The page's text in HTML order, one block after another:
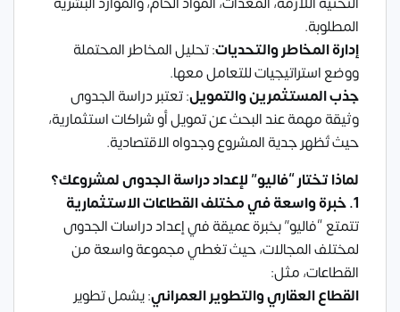
المطلوبة.
إدارة المخاطر والتحديات: تحليل المخاطر المحتملة
ووضع استراتيجيات للتعامل معها.
جذب المستثمرين والتمويل: تعتبر دراسة الجدوى
وثيقة مهمة عند البحث عن تمويل أو شراكات استثمارية،
حيث تُظهر جدية المشروع وجدواه الاقتصادية.
لماذا تختار “فاليو” لإعداد دراسة الجدوى لمشروعك؟
1. خبرة واسعة في مختلف القطاعات الاستثمارية
تتمتع “فاليو” بخبرة عميقة في إعداد دراسات الجدوى
لمختلف المجالات، حيث تغطي مجموعة واسعة من
القطاعات، مثل:
القطاع العقاري والتطوير العمراني: يشمل تطوير